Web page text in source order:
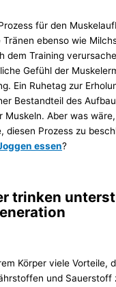
für den
Tränen ebenso wie
dem Training
Gefühl der
Ein Ruhetag zur
Bestandteil des
Muskeln. Aber was
diesen Prozess zu
essen?
trinken
Körper viele Vorteile,
und Sauerstoff